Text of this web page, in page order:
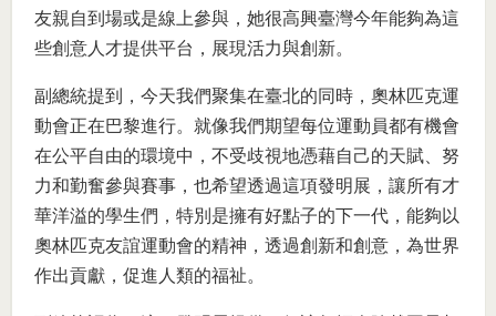
友親自到場或是線上參與，她很高興臺灣今年能夠為這
些創意人才提供平台，展現活力與創新。
副總統提到，今天我們聚集在臺北的同時，奧林匹克運
動會正在巴黎進行。就像我們期望每位運動員都有機會
在公平自由的環境中，不受歧視地憑藉自己的天賦、努
力和勤奮參與賽事，也希望透過這項發明展，讓所有才
華洋溢的學生們，特別是擁有好點子的下一代，能夠以
奧林匹克友誼運動會的精神，透過創新和創意，為世界
作出貢獻，促進人類的福祉。